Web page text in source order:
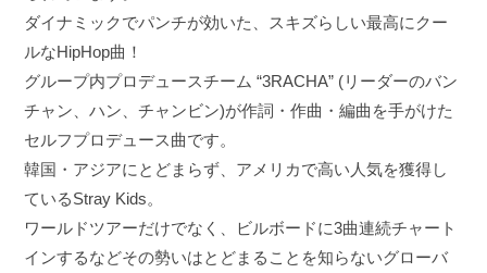
ダイナミックでパンチが効いた、スキズらしい最高にクー
ルなHipHop曲！
グループ内プロデュースチーム “3RACHA” (リーダーのバン
チャン、ハン、チャンビン)が作詞・作曲・編曲を手がけた
セルフプロデュース曲です。
韓国・アジアにとどまらず、アメリカで高い人気を獲得し
ているStray Kids。
ワールドツアーだけでなく、ビルボードに3曲連続チャート
インするなどその勢いはとどまることを知らないグローバ